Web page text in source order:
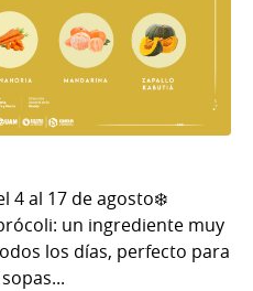
4 al 17 de agosto❄️
un ingrediente muy
los días, perfecto para